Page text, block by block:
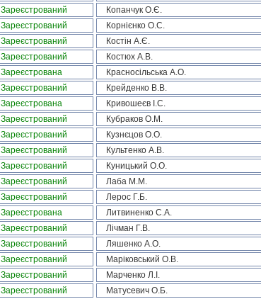
Зареєстрований Копанчук О.Є.
Зареєстрований Корнієнко О.С.
Зареєстрований Костін А.Є.
Зареєстрований Костюх А.В.
Зареєстрована Красносільська А.О.
Зареєстрований Крейденко В.В.
Зареєстрована Кривошеєв І.С.
Зареєстрований Кубраков О.М.
Зареєстрований Кузнєцов О.О.
Зареєстрований Культенко А.В.
Зареєстрований Куницький О.О.
Зареєстрований Лаба М.М.
Зареєстрований Лерос Г.Б.
Зареєстрована Литвиненко С.А.
Зареєстрований Лічман Г.В.
Зареєстрований Ляшенко А.О.
Зареєстрований Маріковський О.В.
Зареєстрований Марченко Л.І.
Зареєстрований Матусевич О.Б.